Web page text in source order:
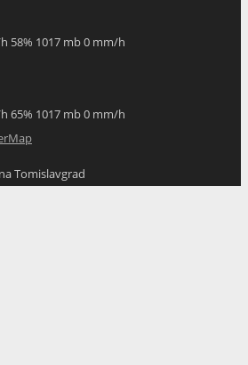
58% 1017 mb0 mm/h
65% 1017 mb0 mm/h
Tomislavgrad